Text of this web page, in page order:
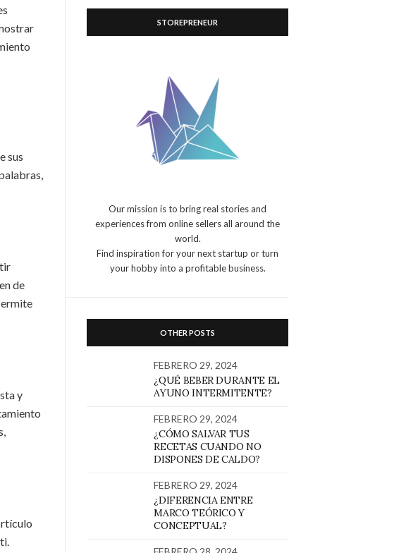
sus
de
y
STOREPRENEUR
Our mission is to bring real stories and
experiences from online sellers all around the
world.
Find inspiration for your next startup or turn
your hobby into a profitable business.
OTHER POSTS
FEBRERO 29, 2024
¿QUÉ BEBER DURANTE EL
AYUNO INTERMITENTE?
FEBRERO 29, 2024
¿CÓMO SALVAR TUS
RECETAS CUANDO NO
DISPONES DE CALDO?
FEBRERO 29, 2024
¿DIFERENCIA ENTRE
MARCO TEÓRICO Y
CONCEPTUAL?